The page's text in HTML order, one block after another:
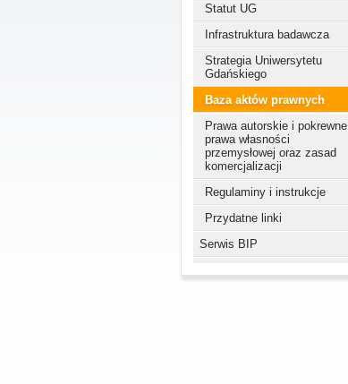
Statut UG
Infrastruktura badawcza
Strategia Uniwersytetu
Gdańskiego
Baza aktów prawnych
Prawa autorskie i pokrewne,
prawa własności
przemysłowej oraz zasad
komercjalizacji
Regulaminy i instrukcje
Przydatne linki
Serwis BIP